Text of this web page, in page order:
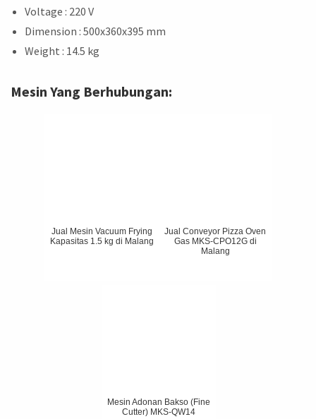
Voltage : 220 V
Dimension : 500x360x395 mm
Weight : 14.5 kg
Mesin Yang Berhubungan:
Jual Mesin Vacuum Frying
Kapasitas 1.5 kg di Malang
Jual Conveyor Pizza Oven
Gas MKS-CPO12G di
Malang
Mesin Adonan Bakso (Fine
Cutter) MKS-QW14